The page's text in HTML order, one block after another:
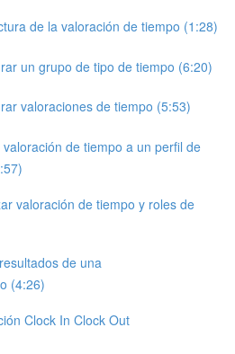
de la valoración de tiempo (1:28)
un grupo de tipo de tiempo (6:20)
valoraciones de tiempo (5:53)
valoración de tiempo a un perfil de
valoración de tiempo y roles de
de una
(4:26)
Clock In Clock Out